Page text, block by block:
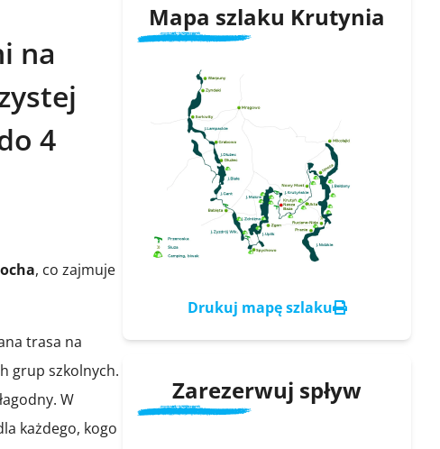
na
4
, co zajmuje
trasa na
grup szkolnych.
W
każdego, kogo
Mapa szlaku Krutynia
Drukuj mapę szlaku
Zarezerwuj spływ